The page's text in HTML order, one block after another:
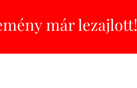
már lezajlott!